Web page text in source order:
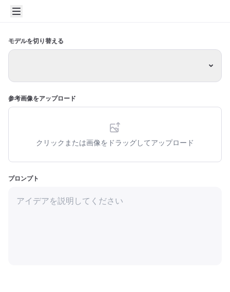
モデルを切り替える
参考画像をアップロード
クリックまたは画像をドラッグしてアップロード
プロンプト